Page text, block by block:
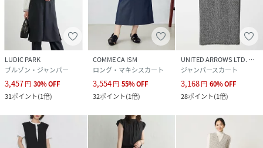
LUDIC PARK
ブルゾン・ジャンパー
3,457円 30%OFF
31ポイント(1倍)
COMME CA ISM
ロング・マキシスカート
3,554円 55%OFF
32ポイント(1倍)
UNITED ARROWS LTD. OUTLET
ジャンパースカート
3,168円 60%OFF
28ポイント(1倍)